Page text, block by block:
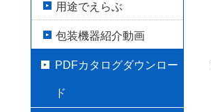
用途でえらぶ
包装機器紹介動画
PDFカタログダウンロー
ド